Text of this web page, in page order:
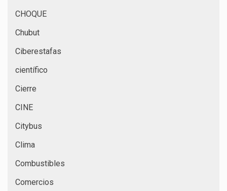
CHOQUE
Chubut
Ciberestafas
científico
Cierre
CINE
Citybus
Clima
Combustibles
Comercios